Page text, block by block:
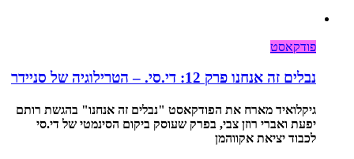
פודקאסט
נבלים זה אנחנו פרק 12: די.סי. – הטרילוגיה של סניידר
גיקלואיד מארח את הפודקאסט "נבלים זה אנחנו" בהגשת רותם
יפעת ואברי רוזן צבי, בפרק שעוסק ביקום הסינמטי של די.סי
לכבוד יציאת אקווהמן